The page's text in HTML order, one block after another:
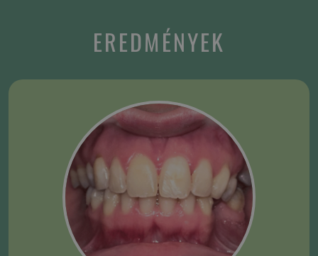
EREDMÉNYEK